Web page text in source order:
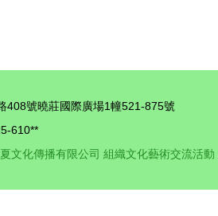
408號曉莊國際廣場1幢521-875號
610**
文化傳播有限公司 組織文化藝術交流活動